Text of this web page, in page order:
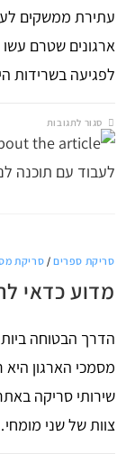
עתירת ממשקים
ארגונים שטרם
לפגיעה בשרידות
סגור לתגובותעל
מדוע
כדאי
לעבוד
עם
סריקת ספרים /סריקת
מדוע כדאי
הדרך הבטוחה
מסמכי הארגון
שירותי סריקה
צוות של שני